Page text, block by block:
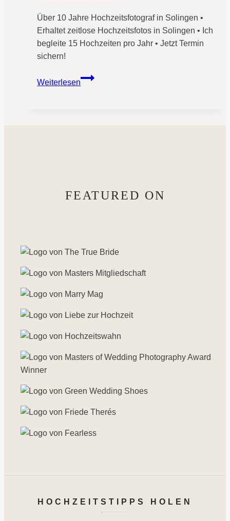
Über 10 Jahre Hochzeitsfotograf in Solingen •
Erhaltet zeitlose Hochzeitsfotos in Solingen • Ich
begleite 15 Hochzeiten pro Jahr • Jetzt Termin
sichern!
Weiterlesen
Hochzeitsfotograf
FEATURED ON
HOCHZEITSTIPPS HOLEN